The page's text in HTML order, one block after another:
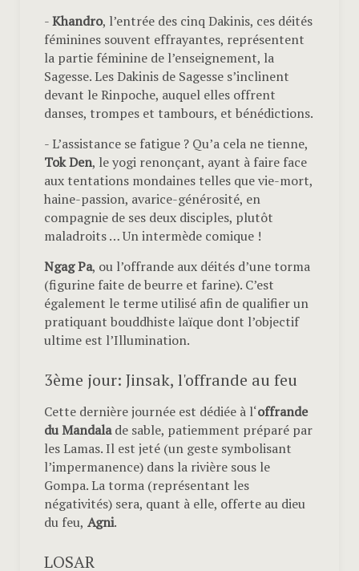
-Khandro, l’entrée des cinq Dakinis, ces déités
féminines souvent effrayantes, représentent
la partie féminine de l’enseignement, la
Sagesse. Les Dakinis de Sagesse s’inclinent
devant le Rinpoche, auquel elles offrent
danses, trompes et tambours, et bénédictions.
- L’assistance se fatigue ? Qu’a cela ne tienne,
Tok Den, le yogi renonçant, ayant à faire face
aux tentations mondaines telles que vie-mort,
haine-passion, avarice-générosité, en
compagnie de ses deux disciples, plutôt
maladroits … Un intermède comique !
Ngag Pa, ou l’offrande aux déités d’une torma
(figurine faite de beurre et farine). C’est
également le terme utilisé afin de qualifier un
pratiquant bouddhiste laïque dont l’objectif
ultime est l’Illumination.
3ème jour: Jinsak, l'offrande au feu
Cette dernière journée est dédiée à l‘offrande
du Mandalade sable, patiemment préparé par
les Lamas. Il est jeté (un geste symbolisant
l’impermanence) dans la rivière sous le
Gompa. La torma (représentant les
négativités) sera, quant à elle, offerte au dieu
du feu, Agni.
LOSAR